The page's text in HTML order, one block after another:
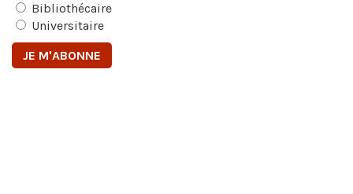
Bibliothécaire
Universitaire